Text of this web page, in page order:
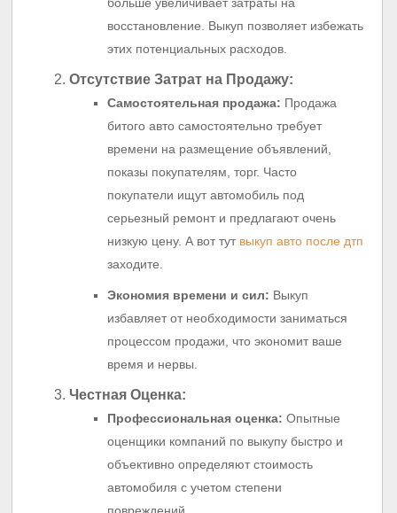
восстановление. Выкуп позволяет избежать
этих потенциальных расходов.
Отсутствие Затрат на Продажу:
Самостоятельная продажа: Продажа
битого авто самостоятельно требует
времени на размещение объявлений,
показы покупателям, торг. Часто
покупатели ищут автомобиль под
серьезный ремонт и предлагают очень
низкую цену. А вот тут выкуп авто после дтп
заходите.
Экономия времени и сил: Выкуп
избавляет от необходимости заниматься
процессом продажи, что экономит ваше
время и нервы.
Честная Оценка:
Профессиональная оценка: Опытные
оценщики компаний по выкупу быстро и
объективно определяют стоимость
автомобиля с учетом степени